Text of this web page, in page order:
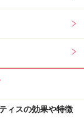
ィスの効果や特徴